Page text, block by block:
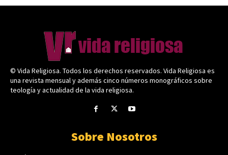
© Vida Religiosa. Todos los derechos reservados. Vida Religiosa es
una revista mensual y además cinco números monográficos sobre
teología y actualidad de la vida religiosa.
Sobre Nosotros